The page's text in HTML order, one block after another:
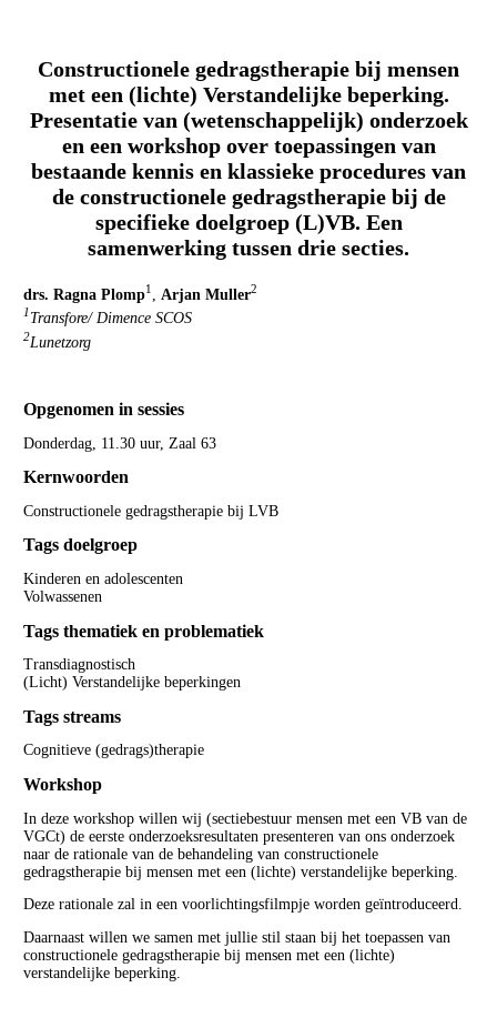
Constructionele gedragstherapie bij mensen
met een (lichte) Verstandelijke beperking.
Presentatie van (wetenschappelijk) onderzoek
en een workshop over toepassingen van
bestaande kennis en klassieke procedures van
de constructionele gedragstherapie bij de
specifieke doelgroep (L)VB. Een
samenwerking tussen drie secties.
drs. Ragna Plomp1 Arjan Muller2
1Transfore/ Dimence SCOS
2Lunetzorg
Opgenomen in sessies
Donderdag, 11.30 uur, Zaal 63
Kernwoorden
Constructionele gedragstherapie bij LVB
Tags doelgroep
Kinderen en adolescenten
Volwassenen
Tags thematiek en problematiek
Transdiagnostisch
(Licht) Verstandelijke beperkingen
Tags streams
Cognitieve (gedrags)therapie
Workshop
In deze workshop willen wij (sectiebestuur mensen met een VB van de
VGCt) de eerste onderzoeksresultaten presenteren van ons onderzoek
naar de rationale van de behandeling van constructionele
gedragstherapie bij mensen met een (lichte) verstandelijke beperking.
Deze rationale zal in een voorlichtingsfilmpje worden geïntroduceerd.
Daarnaast willen we samen met jullie stil staan bij het toepassen van
constructionele gedragstherapie bij mensen met een (lichte)
verstandelijke beperking.